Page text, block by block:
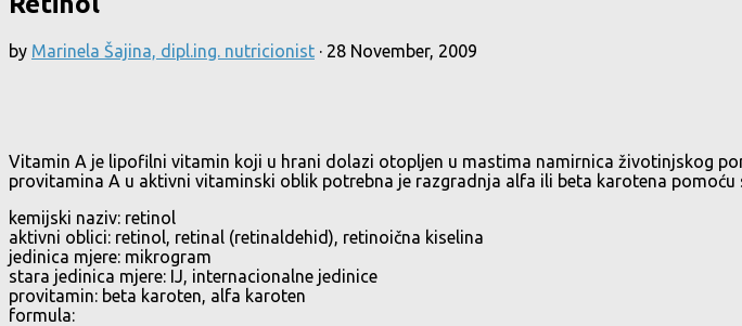
by Marinela Šajina, dipl.ing. nutricionist · 28 November, 2009
Vitamin A je lipofilni vitamin koji u hrani dolazi otopljen u mastima namirnica životinjskog
provitamina A u aktivni vitaminski oblik potrebna je razgradnja alfa ili beta karotena pomoću
kemijski naziv: retinol
aktivni oblici: retinol, retinal (retinaldehid), retinoična kiselina
jedinica mjere: mikrogram
stara jedinica mjere: IJ, internacionalne jedinice
provitamin: beta karoten, alfa karoten
formula: